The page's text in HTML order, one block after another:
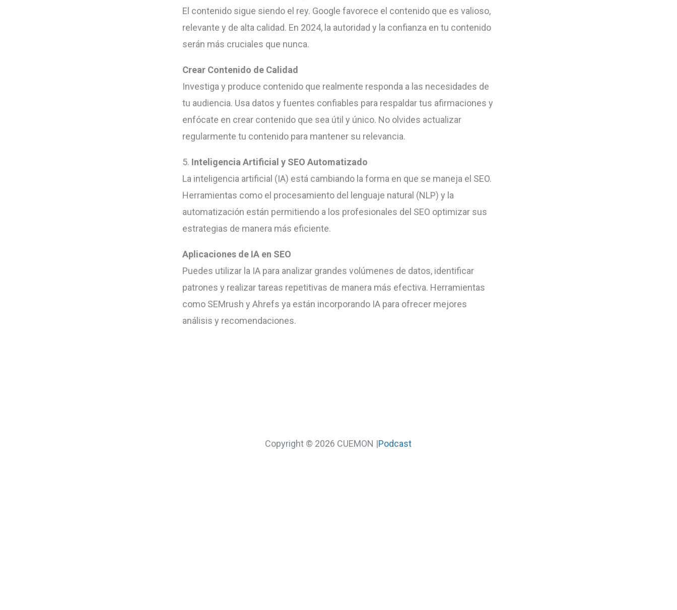
El contenido sigue siendo el rey. Google favorece el contenido que es valioso,
relevante y de alta calidad. En 2024, la autoridad y la confianza en tu contenido
serán más cruciales que nunca.
Crear Contenido de Calidad
Investiga y produce contenido que realmente responda a las necesidades de
tu audiencia. Usa datos y fuentes confiables para respaldar tus afirmaciones y
enfócate en crear contenido que sea útil y único. No olvides actualizar
regularmente tu contenido para mantener su relevancia.
5. Inteligencia Artificial y SEO Automatizado
La inteligencia artificial (IA) está cambiando la forma en que se maneja el SEO.
Herramientas como el procesamiento del lenguaje natural (NLP) y la
automatización están permitiendo a los profesionales del SEO optimizar sus
estrategias de manera más eficiente.
Aplicaciones de IA en SEO
Puedes utilizar la IA para analizar grandes volúmenes de datos, identificar
patrones y realizar tareas repetitivas de manera más efectiva. Herramientas
como SEMrush y Ahrefs ya están incorporando IA para ofrecer mejores
análisis y recomendaciones.
Copyright © 2026 CUEMON |Podcast